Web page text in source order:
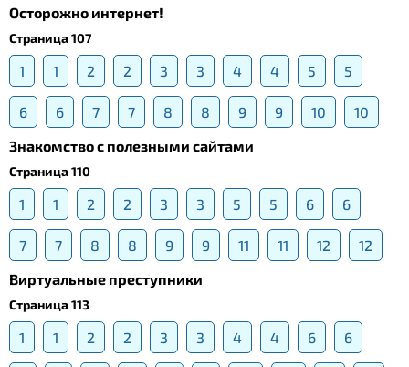
Осторожно интернет!
Страница 107
1 1 2 2 3 3 4 4 5 5
6 6 7 7 8 8 9 9 10
10
Знакомство с полезными сайтами
Страница 110
1 1 2 2 3 3 5 5 6 6
7 7 8 8 9 9 11 11 12
12
Виртуальные преступники
Страница 113
1 1 2 2 3 3 4 4 6 6